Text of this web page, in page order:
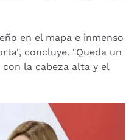
en el mapa e inmenso
concluye. "Queda un
la cabeza alta y el